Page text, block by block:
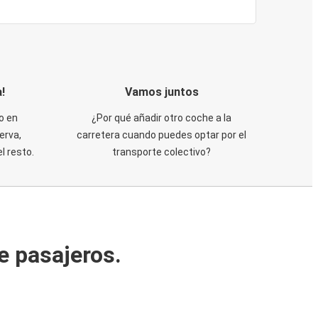
en
resto.
Vamos juntos
¿Por qué añadir otro coche a la
carretera cuando puedes optar por el
transporte colectivo?
pasajeros.